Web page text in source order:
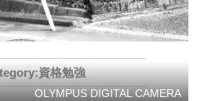
資格勉強
OLYMPUS DIGITAL CAMERA